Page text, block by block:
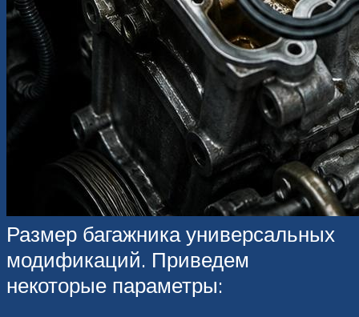
Размер багажника универсальных
модификаций. Приведем
некоторые параметры: